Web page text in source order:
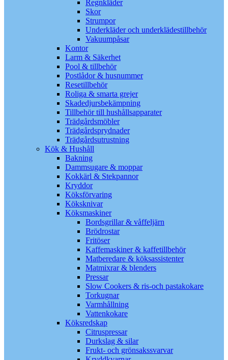
Regnkläder
Skor
Strumpor
Underkläder och underklädestillbehör
Vakuumpåsar
Kontor
Larm & Säkerhet
Pool & tillbehör
Postlådor & husnummer
Resetillbehör
Roliga & smarta grejer
Skadedjursbekämpning
Tillbehör till hushållsapparater
Trädgårdsmöbler
Trädgårdsprydnader
Trädgårdsutrustning
Kök & Hushåll
Bakning
Dammsugare & moppar
Kokkärl & Stekpannor
Kryddor
Köksförvaring
Köksknivar
Köksmaskiner
Bordsgrillar & våffeljärn
Brödrostar
Fritöser
Kaffemaskiner & kaffetillbehör
Matberedare & köksassistenter
Matmixrar & blenders
Pressar
Slow Cookers & ris-och pastakokare
Torkugnar
Varmhållning
Vattenkokare
Köksredskap
Citruspressar
Durkslag & silar
Frukt- och grönsakssvarvar